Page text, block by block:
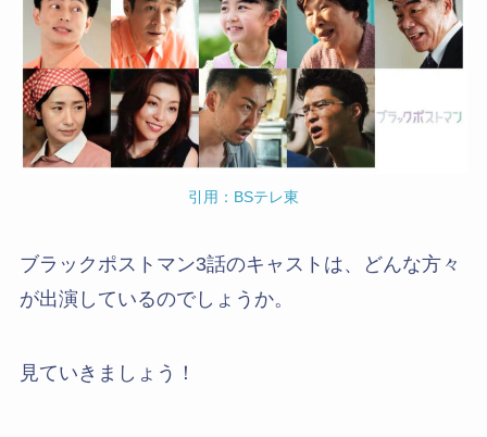
引用：BSテレ東
ブラックポストマン3話のキャストは、どんな方々
が出演しているのでしょうか。
見ていきましょう！